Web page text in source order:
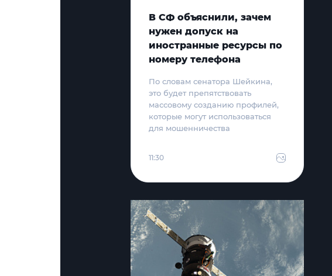
В СФ объяснили, зачем
нужен допуск на
иностранные ресурсы по
номеру телефона
По словам сенатора Шейкина,
это будет препятствовать
массовому созданию профилей,
которые могут использоваться
для мошенничества
11:30